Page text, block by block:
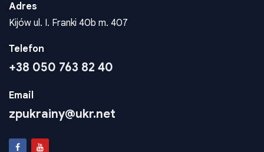
Adres
Kijów ul. I. Franki 40b m. 407
Telefon
+38 050 763 82 40
Email
zpukrainy@ukr.net